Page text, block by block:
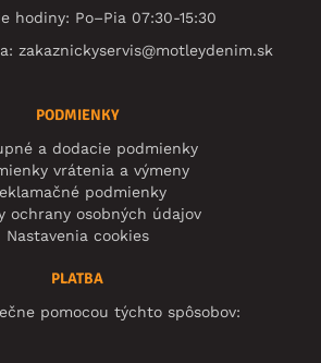
hodiny: Po–Pia 07:30-15:30
zakaznickyservis@motleydenim.sk
PODMIENKY
a dodacie podmienky
vrátenia a výmeny
podmienky
ochrany osobných údajov
Nastavenia cookies
PLATBA
pomocou týchto spôsobov: